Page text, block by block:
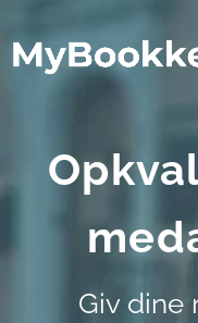
Giv dine